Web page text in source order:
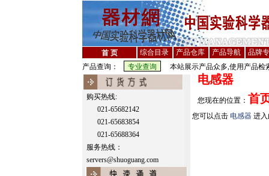
首 页 综合目录 产品仓库 产品导航
品牌
产品查询：
本站展示产品众多,使用产品检
购买热线:
021-65682142
021-65683854
021-65688364
服务热线：
servers@shuoguang.com
电感器
您现在的位置： 首
您可以点击 电感器 进